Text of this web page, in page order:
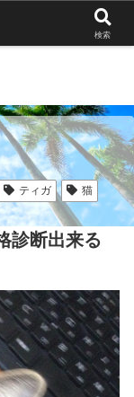
ティガ 猫
診断出来る
検索